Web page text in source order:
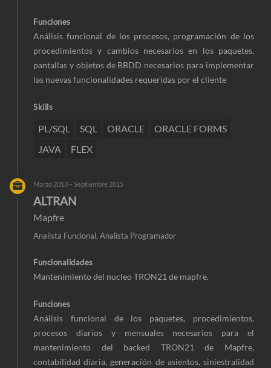
Funciones
Análisis funcional de los procesos, programación de los
procedimientos y cambios necesarios en los paquetes,
pantallas y objetos de BBDD necesarios para implementar
las nuevas funcionalidades requeridas por el cliente
Skills
PL/SQL SQL ORACLE
ORACLE FORMS
JAVA
FLEX
Marzo 2013 – Septiembre 2015
ALTRAN
Mapfre
Analista Funcional, Analista Programador
Funcionalidades
Mantenimiento del nucleo TRON21 de mapfre.
Funciones
Análisis funcional de los paquetes, procedimientos,
procesos diarios y mensuales necesarios para el
mantenimiento del backed TRON21 de Mapfre,
contabilidad diaria, generación de asientos, siniestralidad